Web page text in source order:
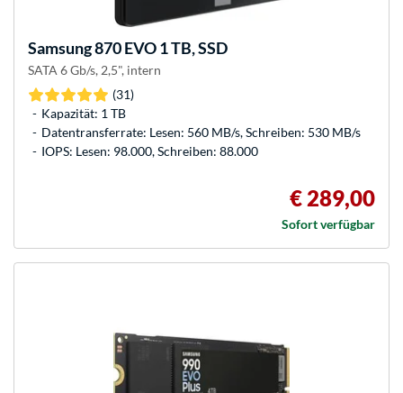
Samsung870 EVO 1 TB, SSD
SATA 6 Gb/s, 2,5", intern
(31)
Kapazität: 1 TB
Datentransferrate: Lesen: 560 MB/s, Schreiben: 530 MB/s
IOPS: Lesen: 98.000, Schreiben: 88.000
€ 289,00
Sofort verfügbar